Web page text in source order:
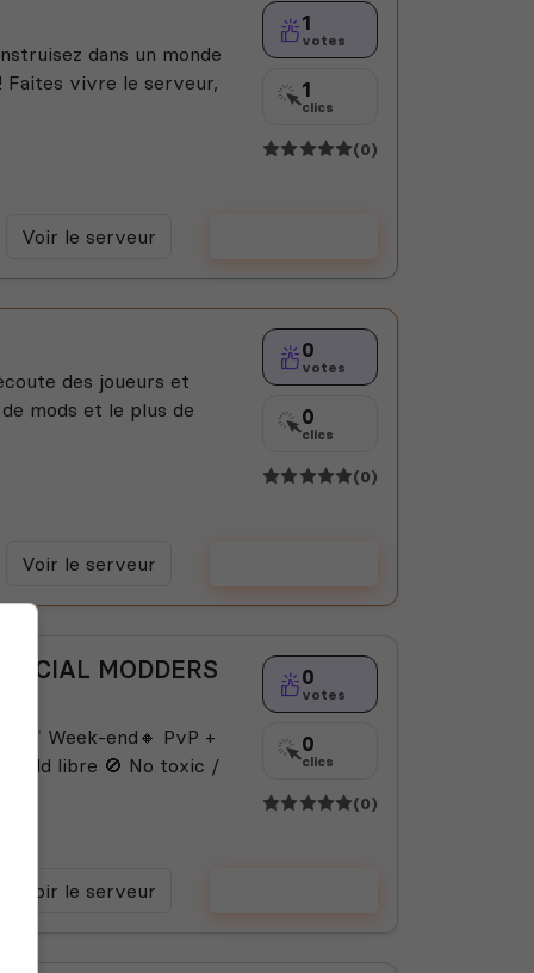
dans un monde
Faites vivre le serveur,
1
votes
1
clics
(0)
Voir le serveur
des joueurs et
mods et le plus de
0
votes
0
clics
(0)
Voir le serveur
MODDERS
✅ Week-end🔸 PvP +
Build libre 🚫 No toxic /
0
votes
0
clics
(0)
Voir le serveur